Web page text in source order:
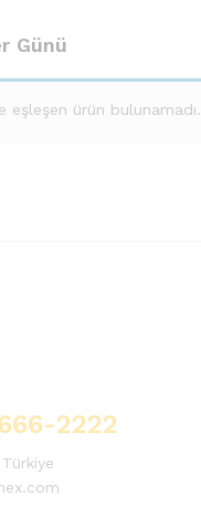
Günü
eşleşen ürün bulunamadı.
2222